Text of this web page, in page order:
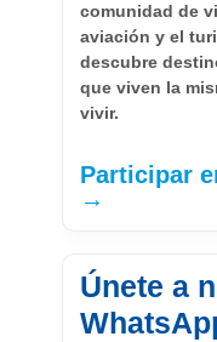
comunidad de
aviación y el
descubre
que viven la
vivir.
Participar
→
Únete a